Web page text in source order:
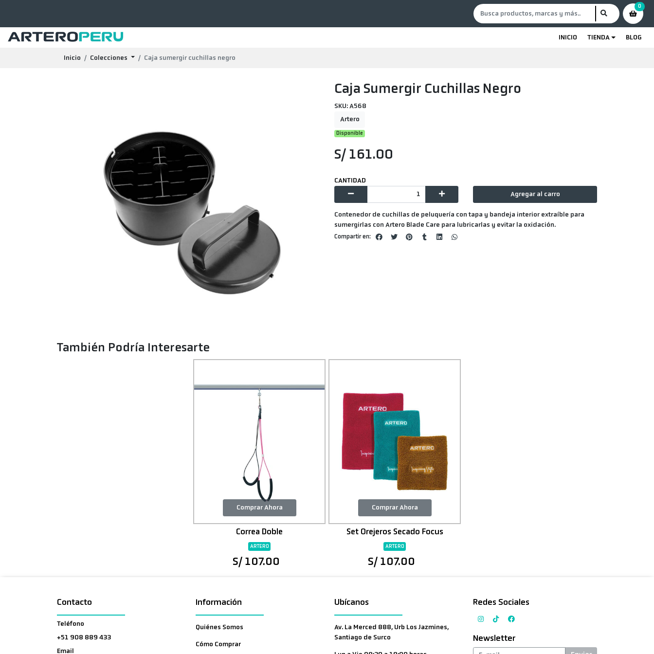
0
INICIO TIENDA BLOG
Inicio Colecciones Caja sumergir cuchillas negro
Caja Sumergir Cuchillas Negro
SKU: A568
Artero
Disponible
S/ 161.00
CANTIDAD
Agregar al carro
Contenedor de cuchillas de peluquería con tapa y bandeja interior extraíble para
sumergirlas con Artero Blade Care para lubricarlas y evitar la oxidación.
Compartir en:
También Podría Interesarte
Comprar Ahora
Correa Doble
ARTERO
S/ 107.00
Comprar Ahora
Set Orejeros Secado Focus
ARTERO
S/ 107.00
Contacto
Teléfono
+51 908 889 433
Email
Información
Quiénes Somos
Cómo Comprar
Ubícanos
Av. La Merced 888, Urb Los Jazmines,
Santiago de Surco
Redes Sociales
Newsletter